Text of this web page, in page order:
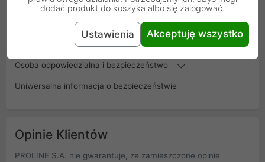
12 miesięcy
Osoba odpowiedzialna i bezpieczeństwo
Uniwersalna informacja o bezpieczeństwie
Opinie Klientów
PROLINE S.A. nie gwarantuje, że zamieszczone opinie
dodać produkt do koszyka albo się zalogować.
Ustawienia Akceptuję wszystko